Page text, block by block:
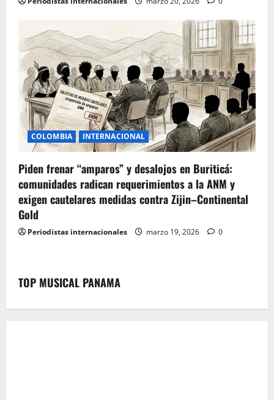
COLOMBIA INTERNACIONAL
Piden frenar “amparos” y desalojos en Buriticá:
comunidades radican requerimientos a la ANM y
exigen cautelares medidas contra Zijin–Continental
Gold
Periodistas internacionales marzo 19, 2026 0
TOP MUSICAL PANAMA